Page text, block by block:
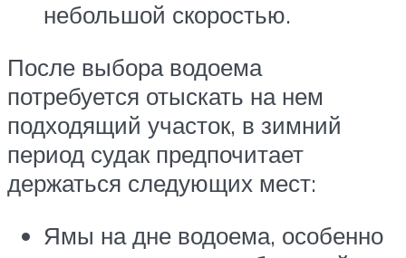
небольшой скоростью.
После выбора водоема
потребуется отыскать на нем
подходящий участок, в зимний
период судак предпочитает
держаться следующих мест:
Ямы на дне водоема, особенно